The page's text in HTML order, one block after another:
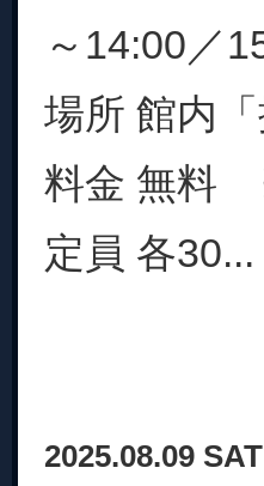
～14:00／
場所 館内「
料金 無料
定員 各30...
2025.08.09 SAT